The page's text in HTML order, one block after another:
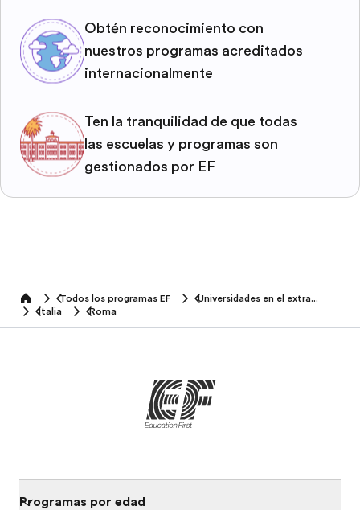
Obtén reconocimiento con
nuestros programas acreditados
internacionalmente
Ten la tranquilidad de que todas
las escuelas y programas son
gestionados por EF
home Todos los programas EF
Universidades en el extranjero
Italia
Roma
Programas por edad